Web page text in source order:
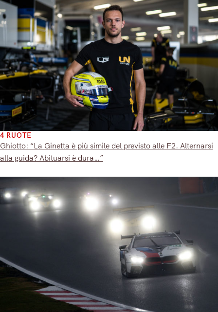
4 RUOTE
Ghiotto: “La Ginetta è più simile del previsto alle F2. Alternarsi
alla guida? Abituarsi è dura…”